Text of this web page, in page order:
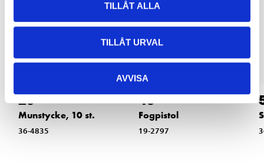
TILLÅT ALLA
TILLÅT URVAL
AVVISA
2990
Munstycke, 10 st.
36-4835
4990
Fogpistol
19-2797